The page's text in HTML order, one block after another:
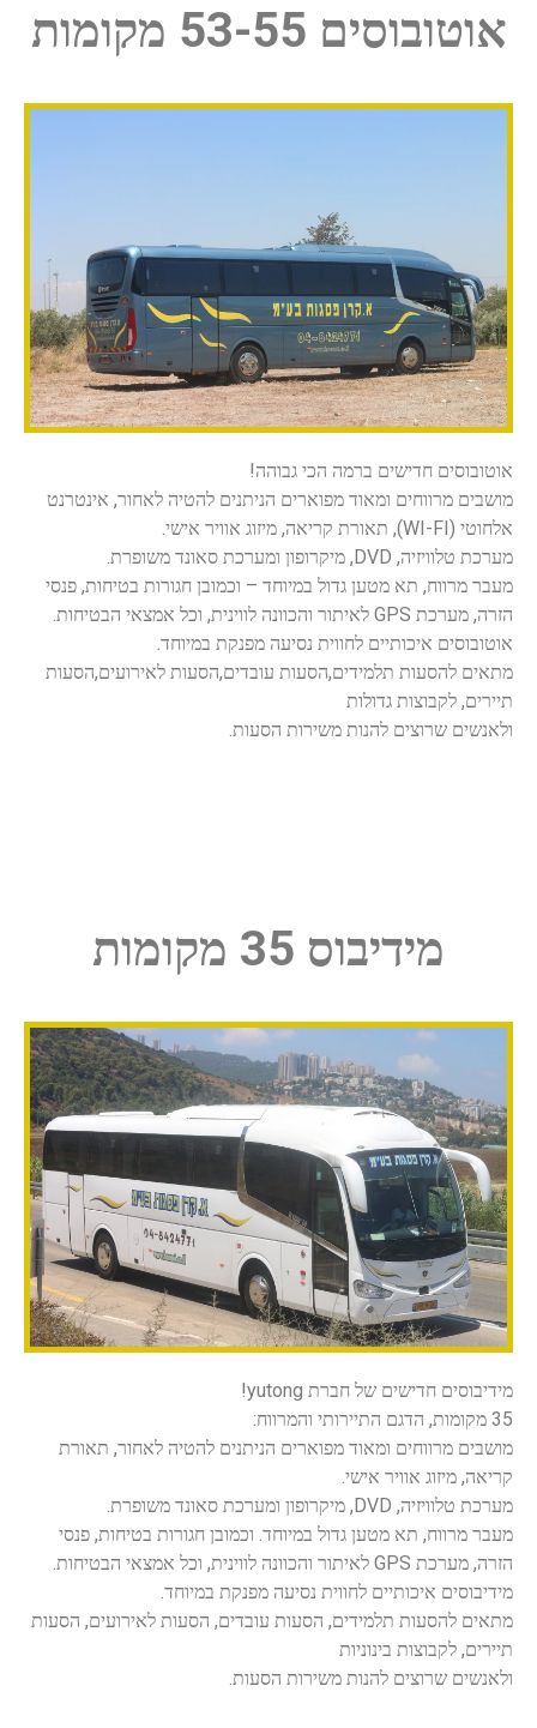
אוטובוסים 53-55 מקומות
אוטובוסים חדישים ברמה הכי גבוהה!
מושבים מרווחים ומאוד מפוארים הניתנים להטיה לאחור, אינטרנט
אלחוטי (WI-FI), תאורת קריאה, מיזוג אוויר אישי.
מערכת טלוויזיה, DVD, מיקרופון ומערכת סאונד משופרת.
מעבר מרווח, תא מטען גדול במיוחד – וכמובן חגורות בטיחות, פנסי
הזרה, מערכת GPS לאיתור והכוונה לווינית, וכל אמצאי הבטיחות.
אוטובוסים איכותיים לחווית נסיעה מפנקת במיוחד.
מתאים להסעות תלמידים,הסעות עובדים,הסעות לאירועים,הסעות
תיירים, לקבוצות גדולות
ולאנשים שרוצים להנות משירות הסעות.
מידיבוס 35 מקומות
מידיבוסים חדישים של חברת yutong!
35 מקומות, הדגם התיירותי והמרווח:
מושבים מרווחים ומאוד מפוארים הניתנים להטיה לאחור, תאורת
קריאה, מיזוג אוויר אישי.
מערכת טלוויזיה, DVD, מיקרופון ומערכת סאונד משופרת.
מעבר מרווח, תא מטען גדול במיוחד. וכמובן חגורות בטיחות, פנסי
הזרה, מערכת GPS לאיתור והכוונה לווינית, וכל אמצאי הבטיחות.
מידיבוסים איכותיים לחווית נסיעה מפנקת במיוחד.
מתאים להסעות תלמידים, הסעות עובדים, הסעות לאירועים, הסעות
תיירים, לקבוצות בינוניות
ולאנשים שרוצים להנות משירות הסעות.